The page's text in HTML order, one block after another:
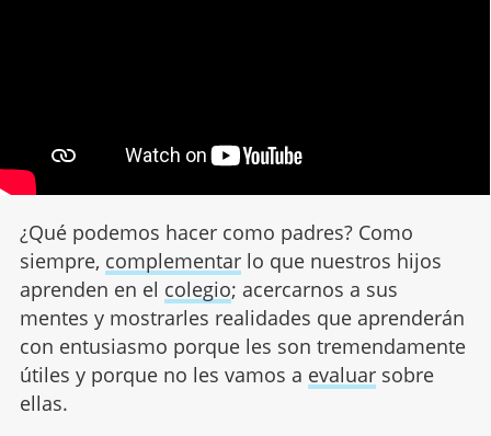
¿Qué podemos hacer como padres? Como
siempre, complementarlo que nuestros hijos
aprenden en el colegio; acercarnos a sus
mentes y mostrarles realidades que aprenderán
con entusiasmo porque les son tremendamente
útiles y porque no les vamos a evaluarsobre
ellas.